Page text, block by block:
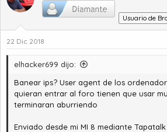
e
e
m
e
i
n
i
Usuario de
22 Dic 2018
elhacker699 dijo:
Banear ips? User agent de los
quieran entrar al foro tienen que usar
terminaran aburriendo
Enviado desde mi MI 8 mediante Tapatalk